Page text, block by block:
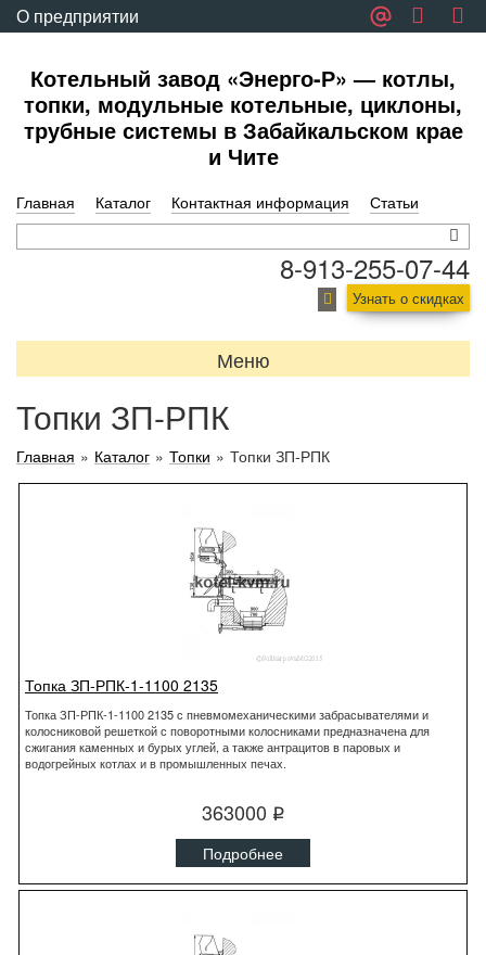
О предприятии
Котельный завод «Энерго-Р» — котлы,
топки, модульные котельные, циклоны,
трубные системы в Забайкальском крае
и Чите
Главная Каталог Контактная информация Статьи
8-913-255-07-44
Узнать о скидках
Меню
Топки ЗП-РПК
Главная » Каталог » Топки » Топки ЗП-РПК
Топка ЗП-РПК-1-1100 2135
Топка ЗП-РПК-1-1100 2135 с пневмомеханическими забрасывателями и
колосниковой решеткой с поворотными колосниками предназначена для
сжигания каменных и бурых углей, а также антрацитов в паровых и
водогрейных котлах и в промышленных печах.
363000 q
Подробнее